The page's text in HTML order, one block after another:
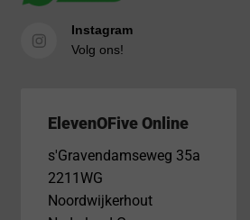
Instagram
Volg ons!
ElevenOFive Online
s'Gravendamseweg 35a
2211WG
Noordwijkerhout